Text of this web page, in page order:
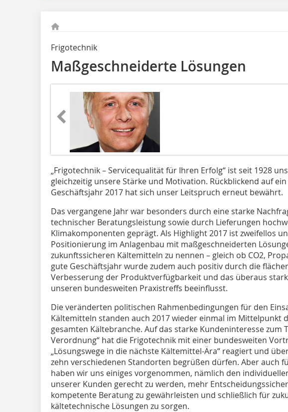
Frigotechnik
Maßgeschneiderte Lösungen
„Frigotechnik – Servicequalität für Ihren Erfolg“ ist seit 1928
gleichzeitig unsere Stärke und Motivation. Rückblickend auf
Geschäftsjahr 2017 hat sich unser Leitspruch erneut bewährt.
Das vergangene Jahr war besonders durch eine starke
technischer Beratungsleistung sowie durch Lieferungen
Klimakomponenten geprägt. Als Highlight 2017 ist zweifellos
Positionierung im Anlagenbau mit maßgeschneiderten
zukunftssicheren Kältemitteln zu nennen – gleich ob CO2,
gute Geschäftsjahr wurde zudem auch positiv durch die
Verbesserung der Produktverfügbarkeit und das überaus
unseren bundesweiten Praxistreffs beeinflusst.
Die veränderten politischen Rahmenbedingungen für den
Kältemitteln standen auch 2017 wieder einmal im Mittelpunkt
gesamten Kältebranche. Auf das starke Kundeninteresse zum
Verordnung“ hat die Frigotechnik mit einer bundesweiten
„Lösungswege in die nächste Kältemittel-Ära“ reagiert und
zehn verschiedenen Standorten begrüßen dürfen. Aber auch
haben wir uns einiges vorgenommen, nämlich den
unserer Kunden gerecht zu werden, mehr
kompetente Beratung zu gewährleisten und schließlich für
kältetechnische Lösungen zu sorgen.